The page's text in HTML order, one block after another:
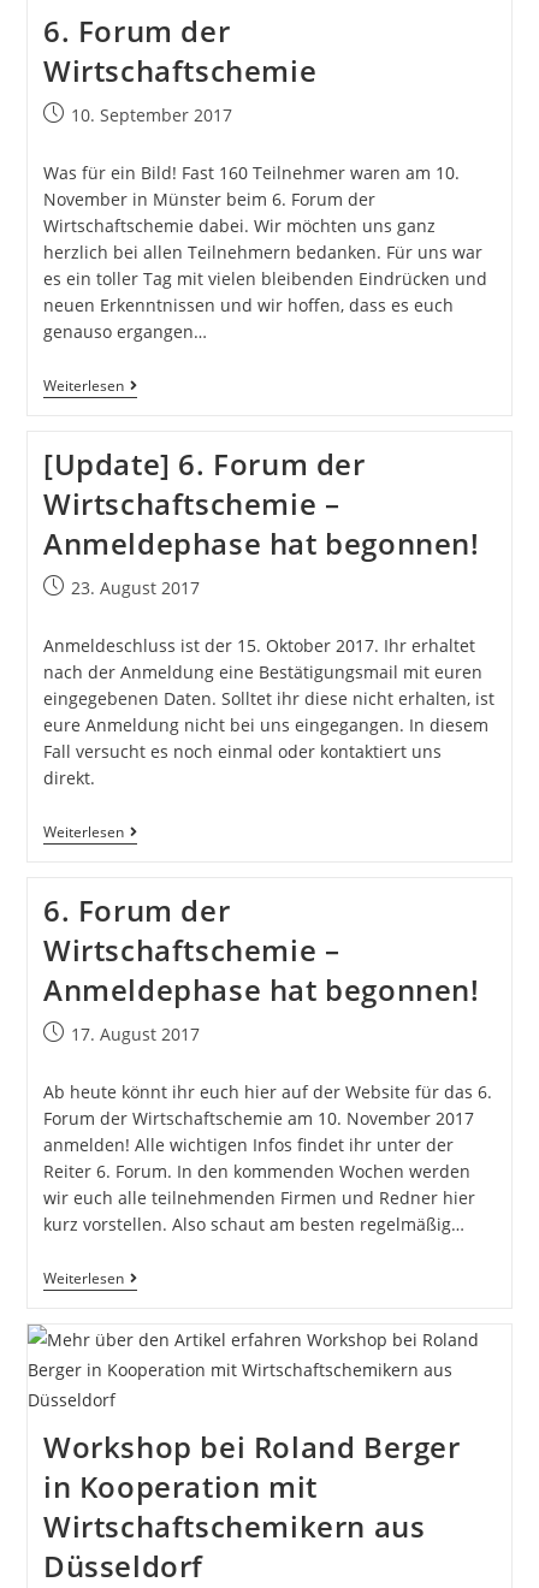
6. Forum der
Wirtschaftschemie
10. September 2017
Was für ein Bild! Fast 160 Teilnehmer waren am 10.
November in Münster beim 6. Forum der
Wirtschaftschemie dabei. Wir möchten uns ganz
herzlich bei allen Teilnehmern bedanken. Für uns war
es ein toller Tag mit vielen bleibenden Eindrücken und
neuen Erkenntnissen und wir hoffen, dass es euch
genauso ergangen…
Weiterlesen
[Update] 6. Forum der
Wirtschaftschemie –
Anmeldephase hat begonnen!
23. August 2017
Anmeldeschluss ist der 15. Oktober 2017. Ihr erhaltet
nach der Anmeldung eine Bestätigungsmail mit euren
eingegebenen Daten. Solltet ihr diese nicht erhalten, ist
eure Anmeldung nicht bei uns eingegangen. In diesem
Fall versucht es noch einmal oder kontaktiert uns
direkt.
Weiterlesen
6. Forum der
Wirtschaftschemie –
Anmeldephase hat begonnen!
17. August 2017
Ab heute könnt ihr euch hier auf der Website für das 6.
Forum der Wirtschaftschemie am 10. November 2017
anmelden! Alle wichtigen Infos findet ihr unter der
Reiter 6. Forum. In den kommenden Wochen werden
wir euch alle teilnehmenden Firmen und Redner hier
kurz vorstellen. Also schaut am besten regelmäßig…
Weiterlesen
Workshop bei Roland Berger
in Kooperation mit
Wirtschaftschemikern aus
Düsseldorf